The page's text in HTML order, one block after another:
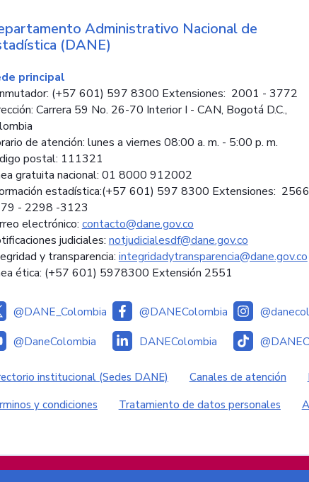
de página
de la entidad
Administrativo Nacional de
(DANE)
principal
(+57 601) 597 8300 Extensiones: 2001 - 3772
Carrera 59 No. 26-70 Interior I - CAN, Bogotá D.C.,
de atención: lunes a viernes 08:00 a. m. - 5:00 p. m.
postal: 111321
gratuita nacional: 01 8000 912002
estadística:(+57 601) 597 8300 Extensiones:
- 2298 -3123
electrónico: contacto@dane.gov.co
judiciales: notjudicialesdf@dane.gov.co
y transparencia: integridadytransparencia@dane.gov.co
ética: (+57 601) 5978300 Extensión 2551
@DANE_Colombia @DANEColombia
@DaneColombia
DANEColombia
institucionales
institucional (Sedes DANE) Canales de atención
del sitio
y condiciones Tratamiento de datos personales